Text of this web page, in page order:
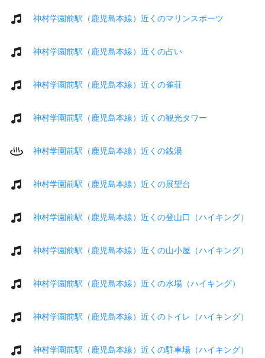
神村学園前駅（鹿児島本線）近くのマリンスポーツ
神村学園前駅（鹿児島本線）近くの占い
神村学園前駅（鹿児島本線）近くの雀荘
神村学園前駅（鹿児島本線）近くの観光タワー
神村学園前駅（鹿児島本線）近くの銭湯
神村学園前駅（鹿児島本線）近くの展望台
神村学園前駅（鹿児島本線）近くの登山口（ハイキング）
神村学園前駅（鹿児島本線）近くの山小屋（ハイキング）
神村学園前駅（鹿児島本線）近くの水場（ハイキング）
神村学園前駅（鹿児島本線）近くのトイレ（ハイキング）
神村学園前駅（鹿児島本線）近くの駐車場（ハイキング）